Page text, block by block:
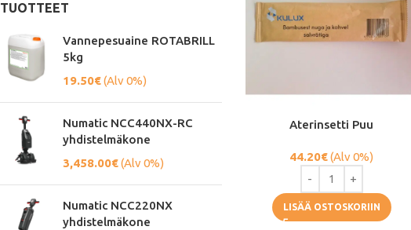
TUOTTEET
Vannepesuaine ROTABRILL
5kg
19.50€(Alv 0%)
Numatic NCC440NX-RC
yhdistelmäkone
3,458.00€(Alv 0%)
Numatic NCC220NX
yhdistelmäkone
Aterinsetti Puu
44.20€(Alv 0%)
LISÄÄ OSTOSKORIIN